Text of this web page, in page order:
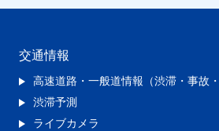
交通情報
高速道路・一般道情報（渋滞・事故・
渋滞予測
ライブカメラ